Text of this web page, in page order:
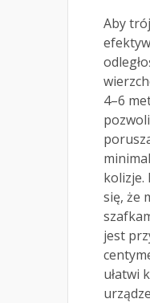
Aby
4–6
kolizje.
się, że
jest
ułatwi